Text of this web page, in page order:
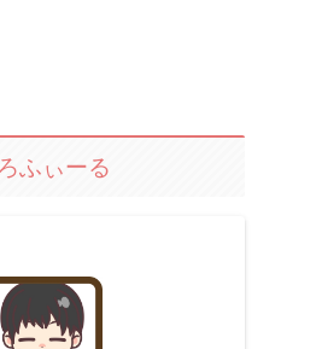
ふぃーる